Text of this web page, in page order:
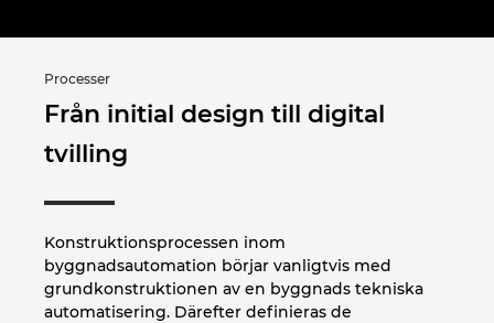
Processer
Från initial design till digital
tvilling
Konstruktionsprocessen inom
byggnadsautomation börjar vanligtvis med
grundkonstruktionen av en byggnads tekniska
automatisering. Därefter definieras de
Finland
Greece
Hungary